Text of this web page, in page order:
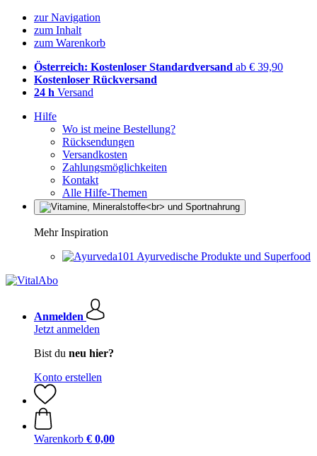
zur Navigation
zum Inhalt
zum Warenkorb
Österreich: Kostenloser Standardversand ab € 39,90
Kostenloser Rückversand
24 h Versand
Hilfe
Wo ist meine Bestellung?
Rücksendungen
Versandkosten
Zahlungsmöglichkeiten
Kontakt
Alle Hilfe-Themen
Mehr Inspiration
Ayurvedische Produkte und Superfood
Anmelden
Jetzt anmelden
Bist du neu hier?
Konto erstellen
Warenkorb € 0,00